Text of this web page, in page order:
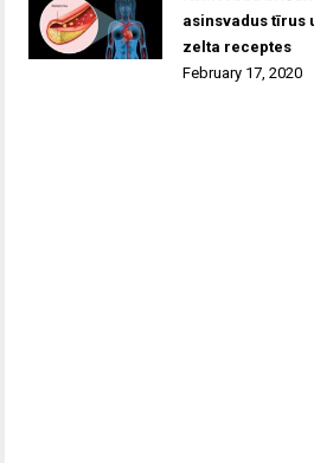
asinsvadus tīrus
zelta receptes
February 17, 2020